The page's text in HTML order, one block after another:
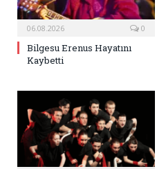
06.08.2026 0
Bilgesu Erenus Hayatını
Kaybetti